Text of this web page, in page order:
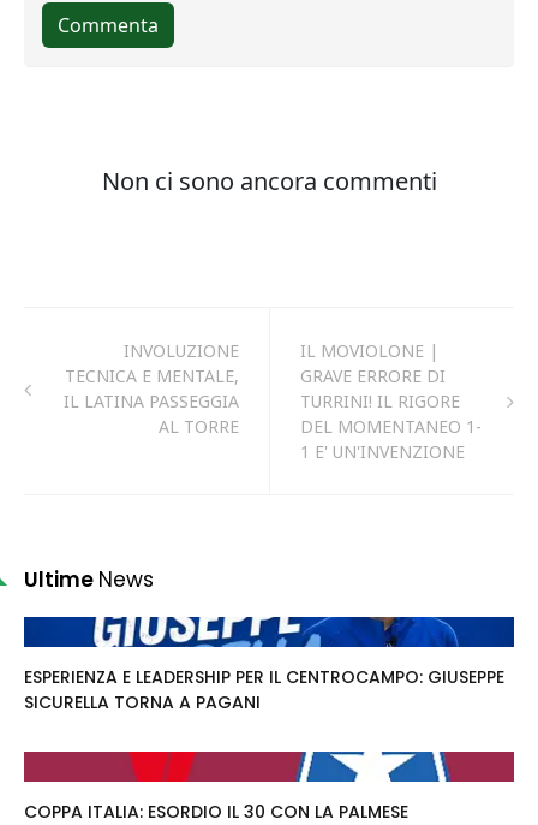
INVOLUZIONE
TECNICA E MENTALE,
IL LATINA PASSEGGIA
AL TORRE
IL MOVIOLONE |
GRAVE ERRORE DI
TURRINI! IL RIGORE
DEL MOMENTANEO 1-
1 E' UN'INVENZIONE
Ultime News
ESPERIENZA E LEADERSHIP PER IL CENTROCAMPO: GIUSEPPE
SICURELLA TORNA A PAGANI
COPPA ITALIA: ESORDIO IL 30 CON LA PALMESE